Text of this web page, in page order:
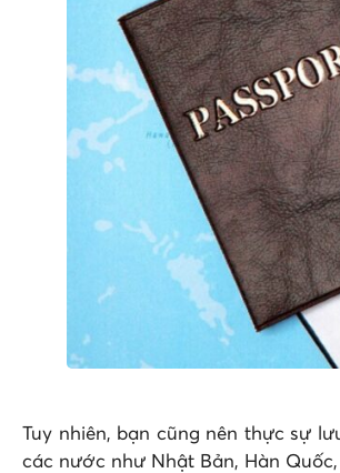
Tuy nhiên, bạn cũng nên thực sự
các nước như Nhật Bản, Hàn